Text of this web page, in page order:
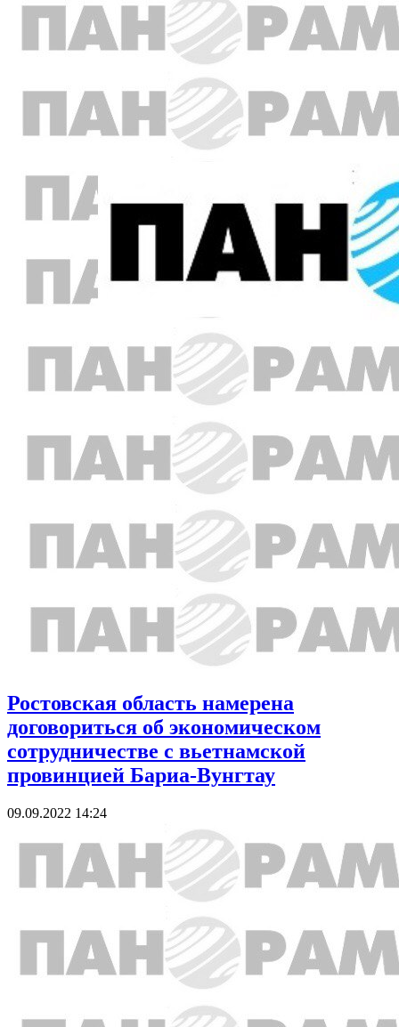
Ростовская область намерена
договориться об экономическом
сотрудничестве с вьетнамской
провинцией Бариа-Вунгтау
09.09.2022 14:24